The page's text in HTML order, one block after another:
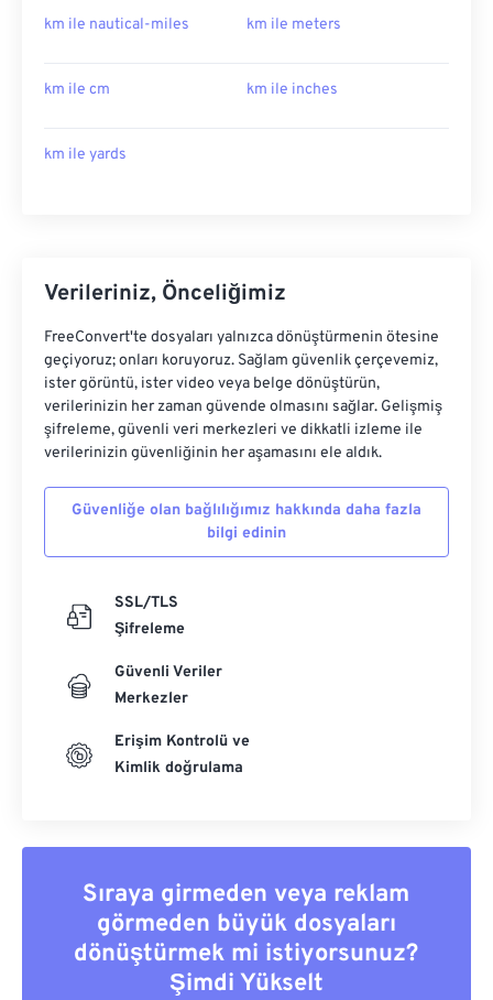
km ile nautical-miles km ile meters
km ile cm km ile inches
km ile yards
Verileriniz, Önceliğimiz
FreeConvert'te dosyaları yalnızca dönüştürmenin ötesine
geçiyoruz; onları koruyoruz. Sağlam güvenlik çerçevemiz,
ister görüntü, ister video veya belge dönüştürün,
verilerinizin her zaman güvende olmasını sağlar. Gelişmiş
şifreleme, güvenli veri merkezleri ve dikkatli izleme ile
verilerinizin güvenliğinin her aşamasını ele aldık.
Güvenliğe olan bağlılığımız hakkında daha fazla
bilgi edinin
SSL/TLS
Şifreleme
Güvenli Veriler
Merkezler
Erişim Kontrolü ve
Kimlik doğrulama
Sıraya girmeden veya reklam
görmeden büyük dosyaları
dönüştürmek mi istiyorsunuz?
Şimdi Yükselt